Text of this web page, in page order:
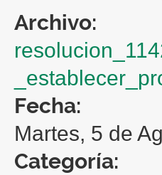
Archivo:
Fecha:
Martes, 5 de
Categoría: